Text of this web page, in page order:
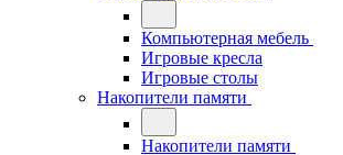
Компьютерная мебель
Игровые кресла
Игровые столы
Накопители памяти
Накопители памяти